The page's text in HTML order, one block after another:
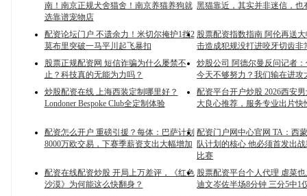
南！南京正规犬舍猫舍！南京养猫养狗就
选靠谱宠物店
黑猫靠近，其实并非迷信，也
配资论坛门户 不遗余力！米切尔掩护1挡2
莫布里突破一马平川起飞暴扣
股票配资指数指南 阿伦再送
击造成犯规没打进咬牙切齿非
股票正规配资网 短信诈骗为什么屡禁不
止？科技真的无能为力吗？
炒股公司 阿德尔曼反问记者
今天不够努力？我们输在进攻
炒股配资在线 上海西装定制哪里好？
Londoner Bespoke Club全定制体验
配资平台开户炒股 2026西安
大良心推荐，服务专业出片快
配资怎么开户 重磅引援？每体：巴萨计划
8000万欧交易，下赛季薪资支出大幅增加
配资门户网中心官网 TA：西
队计划的核心 他必须首发出
比赛
配资在线配资炒股 开局上万差评，《红色
沙漠》为何能这么快翻身？
股票配资平台个人代理 虐菜
迪文岑佐半场8分钟 三分5中1